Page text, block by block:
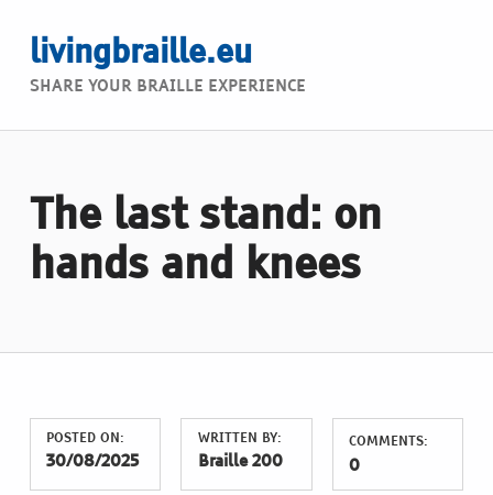
livingbraille.eu
SHARE YOUR BRAILLE EXPERIENCE
The last stand: on
hands and knees
POSTED ON:
30/08/2025
WRITTEN BY:
Braille 200
COMMENTS:
0